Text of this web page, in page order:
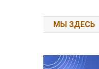
МЫ ЗДЕСЬ